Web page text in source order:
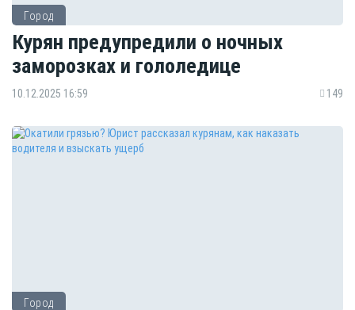
Город
Курян предупредили о ночных
заморозках и гололедице
10.12.2025 16:59 149
Город